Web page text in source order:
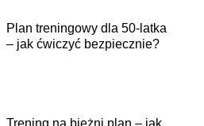
Plan treningowy dla 50-latka
– jak ćwiczyć bezpiecznie?